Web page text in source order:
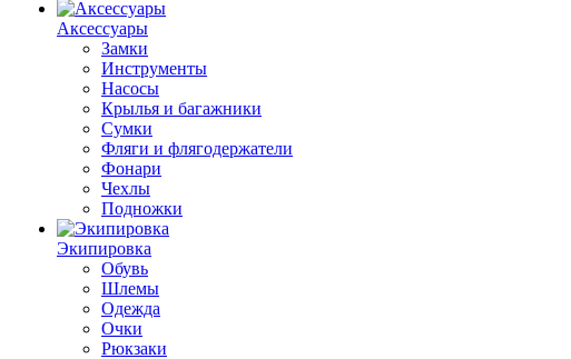
Аксессуары
Замки
Инструменты
Насосы
Крылья и багажники
Сумки
Фляги и флягодержатели
Фонари
Чехлы
Подножки
Экипировка
Обувь
Шлемы
Одежда
Очки
Рюкзаки